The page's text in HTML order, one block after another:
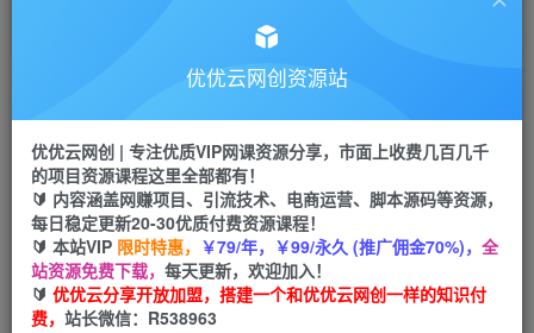
云币 9.9 云币99
会员免费
立即购买
您当前未登录！建议登陆后购买，可保存购买订单
优优云网创资源站
优优云网创 | 专注优质VIP网课资源分享，市面上收费几百几千
的项目资源课程这里全部都有！
🔰 内容涵盖网赚项目、引流技术、电商运营、脚本源码等资源，
每日稳定更新20-30优质付费资源课程！
🔰 本站VIP 限时特惠， ￥79/年，￥99/永久 (推广佣金70%)， 全
站资源免费下载， 每天更新，欢迎加入！
🔰 优优云分享开放加盟，搭建一个和优优云网创一样的知识付
费， 站长微信：R538963